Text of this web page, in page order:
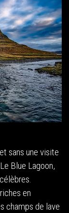
sans une visite
Blue Lagoon,
en
champs de lave